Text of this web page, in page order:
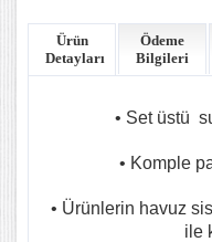
Ürün
Detayları
Ödeme
Bilgileri
• Set üstü
• Komple
• Ürünlerin havuz
ile